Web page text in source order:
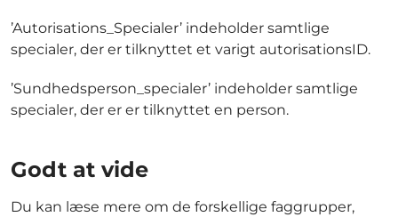
’Autorisations_Specialer’ indeholder samtlige
specialer, der er tilknyttet et varigt autorisationsID.
’Sundhedsperson_specialer’ indeholder samtlige
specialer, der er er tilknyttet en person.
Godt at vide
Du kan læse mere om de forskellige faggrupper,